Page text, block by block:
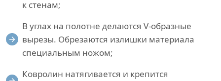
к стенам;
В углах на полотне делаются V-образные
вырезы. Обрезаются излишки материала
специальным ножом;
Ковролин натягивается и крепится